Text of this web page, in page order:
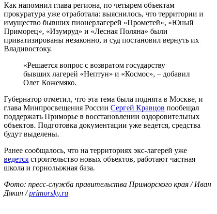
Как напомнил глава региона, по четырем объектам
прокуратура уже отработала: выяснилось, что территории и
имущество бывших пионерлагерей «Прометей», «Юный
Приморец», «Изумруд» и «Лесная Поляна» были
приватизированы незаконно, и суд постановил вернуть их
Владивостоку.
«Решается вопрос с возвратом государству
бывших лагерей «Нептун» и «Космос», – добавил
Олег Кожемяко.
Губернатор отметил, что эта тема была поднята в Москве, и
глава Минпросвещения России Сергей Кравцов пообещал
поддержать Приморье в восстановлении оздоровительных
объектов. Подготовка документации уже ведется, средства
будут выделены.
Ранее сообщалось, что на территориях экс-лагерей уже
ведется строительство новых объектов, работают частная
школа и горнолыжная база.
Фото: пресс-служба правительства Приморского края / Иван
Дякин /primorsky.ru